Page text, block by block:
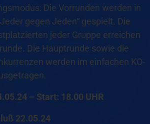
Die Vorrunden werden in
gegen Jeden“ gespielt. Die
jeder Gruppe erreichen
Die Hauptrunde sowie die
werden im einfachen KO-
– Start: 18.00 UHR
22.05.24